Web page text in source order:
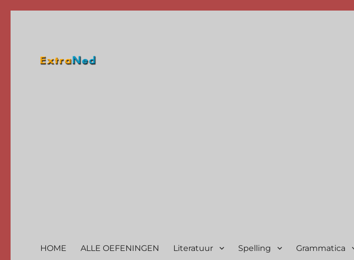
HOME ALLE OEFENINGEN Literatuur Spelling Grammatica